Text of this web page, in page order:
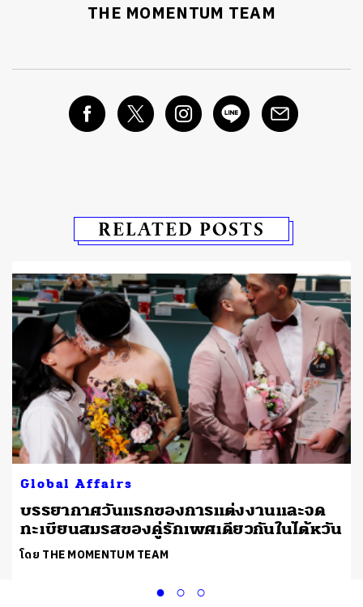
THE MOMENTUM TEAM
RELATED POSTS
Global Affairs
บรรยากาศวันแรกของการแต่งงานและจด
ทะเบียนสมรสของคู่รักเพศเดียวกันในไต้หวัน
โดย THE MOMENTUM TEAM